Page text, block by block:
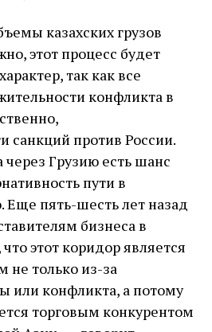
казахских грузов
этот процесс будет
так как все
конфликта в
санкций против России.
Грузию есть шанс
пути в
пять-шесть лет назад
бизнеса в
этот коридор является
не только из-за
или конфликта, а потому
торговым конкурентом